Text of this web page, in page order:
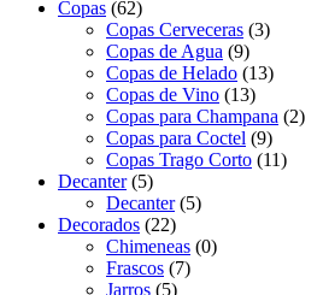
Copas (62)
Copas Cerveceras (3)
Copas de Agua (9)
Copas de Helado (13)
Copas de Vino (13)
Copas para Champana (2)
Copas para Coctel (9)
Copas Trago Corto (11)
Decanter (5)
Decanter (5)
Decorados (22)
Chimeneas (0)
Frascos (7)
Jarros (5)